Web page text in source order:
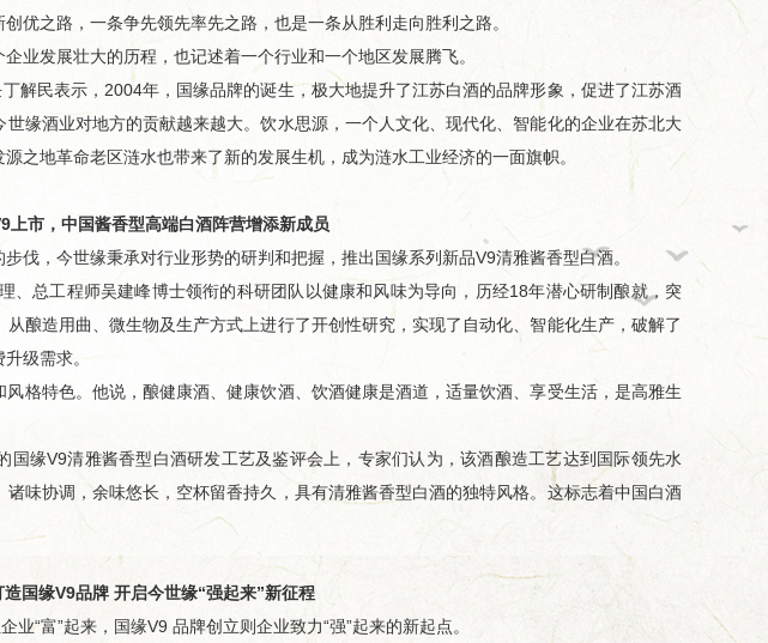
之路，一条争先领先率先之路，也是一条从胜利走向胜利之路。
发展壮大的历程，也记述着一个行业和一个地区发展腾飞。
民表示，2004年，国缘品牌的诞生，极大地提升了江苏白酒的品牌形象，促进了江苏酒
缘酒业对地方的贡献越来越大。饮水思源，一个人文化、现代化、智能化的企业在苏北大
之地革命老区涟水也带来了新的发展生机，成为涟水工业经济的一面旗帜。
上市，中国酱香型高端白酒阵营增添新成员
，今世缘秉承对行业形势的研判和把握，推出国缘系列新品V9清雅酱香型白酒。
总工程师吴建峰博士领衔的科研团队以健康和风味为导向，历经18年潜心研制酿就，突
酿造用曲、微生物及生产方式上进行了开创性研究，实现了自动化、智能化生产，破解了
级需求。
特色。他说，酿健康酒、健康饮酒、饮酒健康是酒道，适量饮酒、享受生活，是高雅生
缘V9清雅酱香型白酒研发工艺及鉴评会上，专家们认为，该酒酿造工艺达到国际领先水
味协调，余味悠长，空杯留香持久，具有清雅酱香型白酒的独特风格。这标志着中国白酒
造国缘V9品牌 开启今世缘“强起来”新征程
富”起来，国缘V9 品牌创立则企业致力“强”起来的新起点。